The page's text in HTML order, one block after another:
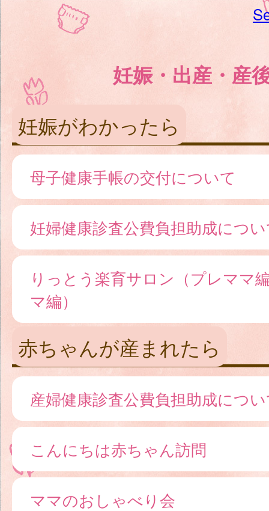
妊娠・出産・産
妊娠がわかったら
母子健康手帳の交付について
妊婦健康診査公費負担助成につ
りっとう楽育サロン（プレママ
マ編）
赤ちゃんが産まれたら
産婦健康診査公費負担助成につ
こんにちは赤ちゃん訪問
ママのおしゃべり会